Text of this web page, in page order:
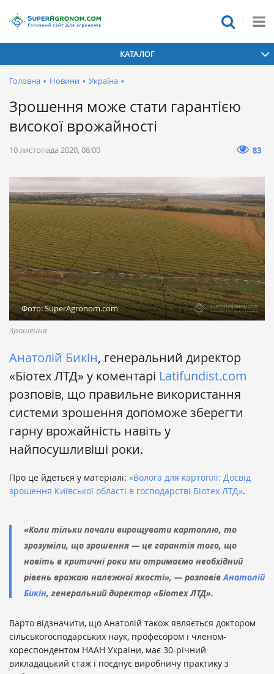
КАТАЛОГ
Головна • Новини • Україна •
Зрошення може стати гарантією
високої врожайності
10 листопада 2020, 08:00 83
Фото: SuperAgronom.com
Зрошення
Анатолій Бикін, генеральний директор
«Біотех ЛТД» у коментарі Latifundist.com
розповів, що правильне використання
системи зрошення допоможе зберегти
гарну врожайність навіть у
найпосушливіші роки.
Про це йдеться у матеріалі: «Волога для картоплі: Досвід
зрошення Київської області в господарстві Біотех ЛТД».
«Коли тільки почали вирощувати картоплю, то
зрозуміли, що зрошення — це гарантія того, що
навіть в критичні роки ми отримаємо необхідний
рівень врожаю належної якості», — розповівАнатолій
Бикін, генеральний директор «Біотех ЛТД».
Варто відзначити, що Анатолій також являється доктором
сільськогосподарських наук, професором і членом-
кореспондентом НААН України, має 30-річний
викладацький стаж і поєднує виробничу практику з